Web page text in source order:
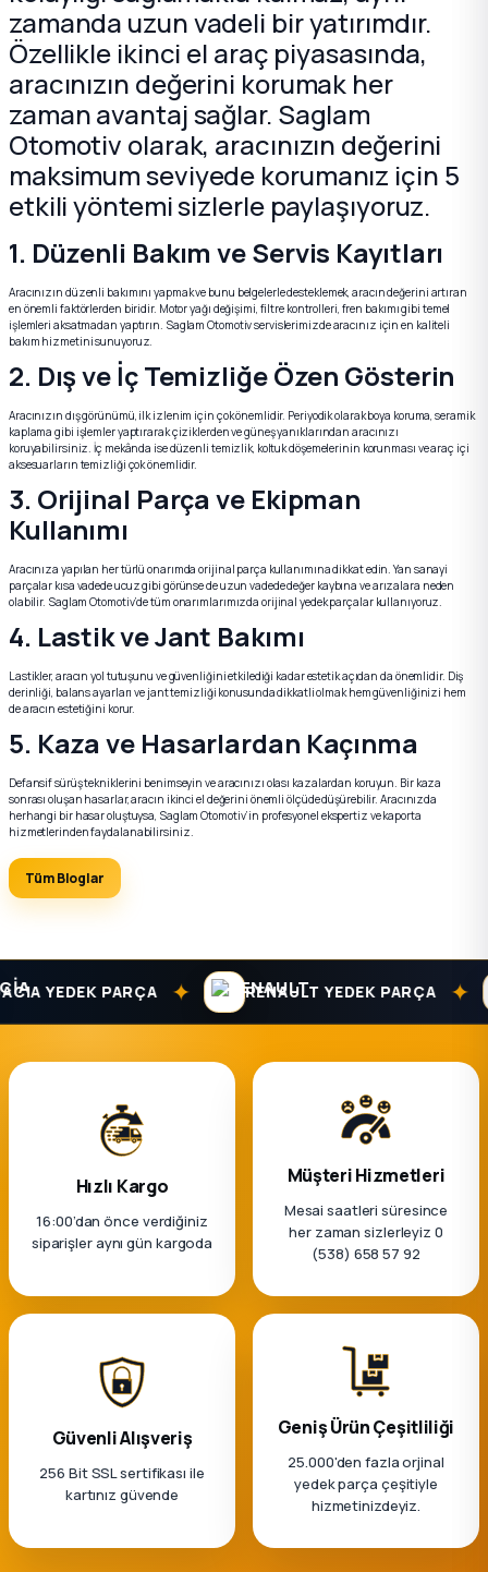
Parça
Parça
Parça
Parça
Megane E-TECH Yedek Parça
Sedan
Parça
Parça
Parça
Parça
zamanda uzun vadeli bir yatırımdır.
Özellikle ikinci el araç piyasasında,
aracınızın değerini korumak her
zaman avantaj sağlar. Saglam
Otomotiv olarak, aracınızın değerini
maksimum seviyede korumanız için 5
etkili yöntemi sizlerle paylaşıyoruz.
1. Düzenli Bakım ve Servis Kayıtları
Aracınızın düzenli bakımını yapmak ve bunu belgelerle desteklemek, aracın değerini artıran
en önemli faktörlerden biridir. Motor yağı değişimi, filtre kontrolleri, fren bakımı gibi temel
işlemleri aksatmadan yaptırın. Saglam Otomotiv servislerimizde aracınız için en kaliteli
bakım hizmetini sunuyoruz.
2. Dış ve İç Temizliğe Özen Gösterin
Aracınızın dış görünümü, ilk izlenim için çok önemlidir. Periyodik olarak boya koruma, seramik
kaplama gibi işlemler yaptırarak çiziklerden ve güneş yanıklarından aracınızı
koruyabilirsiniz. İç mekânda ise düzenli temizlik, koltuk döşemelerinin korunması ve araç içi
aksesuarların temizliği çok önemlidir.
3. Orijinal Parça ve Ekipman
Kullanımı
Aracınıza yapılan her türlü onarımda orijinal parça kullanımına dikkat edin. Yan sanayi
parçalar kısa vadede ucuz gibi görünse de uzun vadede değer kaybına ve arızalara neden
olabilir. Saglam Otomotiv’de tüm onarımlarımızda orijinal yedek parçalar kullanıyoruz.
4. Lastik ve Jant Bakımı
Lastikler, aracın yol tutuşunu ve güvenliğini etkilediği kadar estetik açıdan da önemlidir. Diş
derinliği, balans ayarları ve jant temizliği konusunda dikkatli olmak hem güvenliğinizi hem
de aracın estetiğini korur.
5. Kaza ve Hasarlardan Kaçınma
Defansif sürüş tekniklerini benimseyin ve aracınızı olası kazalardan koruyun. Bir kaza
sonrası oluşan hasarlar, aracın ikinci el değerini önemli ölçüde düşürebilir. Aracınızda
herhangi bir hasar oluştuysa, Saglam Otomotiv’in profesyonel ekspertiz ve kaporta
hizmetlerinden faydalanabilirsiniz.
Tüm Bloglar
YEDEK PARÇA ✦ RENAULT YEDEK PARÇA ✦
Hızlı Kargo
16:00’dan önce verdiğiniz
siparişler aynı gün kargoda
Müşteri Hizmetleri
Mesai saatleri süresince
her zaman sizlerleyiz 0
(538) 658 57 92
Güvenli Alışveriş
256 Bit SSL sertifikası ile
kartınız güvende
Geniş Ürün Çeşitliliği
25.000'den fazla orjinal
yedek parça çeşitiyle
hizmetinizdeyiz.